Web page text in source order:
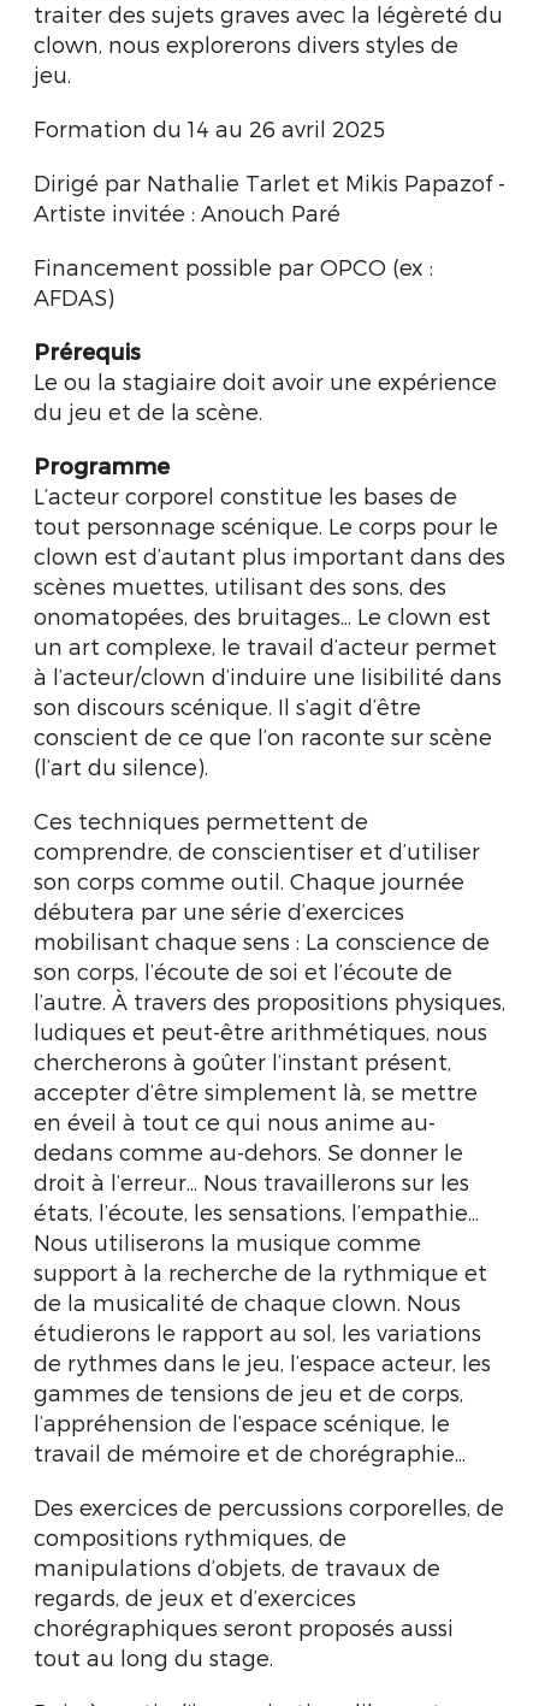
traiter des sujets graves avec la légèreté du
clown, nous explorerons divers styles de
jeu.
Formation du 14 au 26 avril 2025
Dirigé par Nathalie Tarlet et Mikis Papazof -
Artiste invitée : Anouch Paré
Financement possible par OPCO (ex :
AFDAS)
Prérequis
Le ou la stagiaire doit avoir une expérience
du jeu et de la scène.
Programme
L’acteur corporel constitue les bases de
tout personnage scénique. Le corps pour le
clown est d’autant plus important dans des
scènes muettes, utilisant des sons, des
onomatopées, des bruitages... Le clown est
un art complexe, le travail d’acteur permet
à l’acteur/clown d’induire une lisibilité dans
son discours scénique. Il s’agit d’être
conscient de ce que l’on raconte sur scène
(l’art du silence).
Ces techniques permettent de
comprendre, de conscientiser et d’utiliser
son corps comme outil. Chaque journée
débutera par une série d’exercices
mobilisant chaque sens : La conscience de
son corps, l’écoute de soi et l’écoute de
l’autre. À travers des propositions physiques,
ludiques et peut-être arithmétiques, nous
chercherons à goûter l’instant présent,
accepter d’être simplement là, se mettre
en éveil à tout ce qui nous anime au-
dedans comme au-dehors. Se donner le
droit à l’erreur... Nous travaillerons sur les
états, l’écoute, les sensations, l’empathie...
Nous utiliserons la musique comme
support à la recherche de la rythmique et
de la musicalité de chaque clown. Nous
étudierons le rapport au sol, les variations
de rythmes dans le jeu, l’espace acteur, les
gammes de tensions de jeu et de corps,
l’appréhension de l’espace scénique, le
travail de mémoire et de chorégraphie...
Des exercices de percussions corporelles, de
compositions rythmiques, de
manipulations d’objets, de travaux de
regards, de jeux et d’exercices
chorégraphiques seront proposés aussi
tout au long du stage.